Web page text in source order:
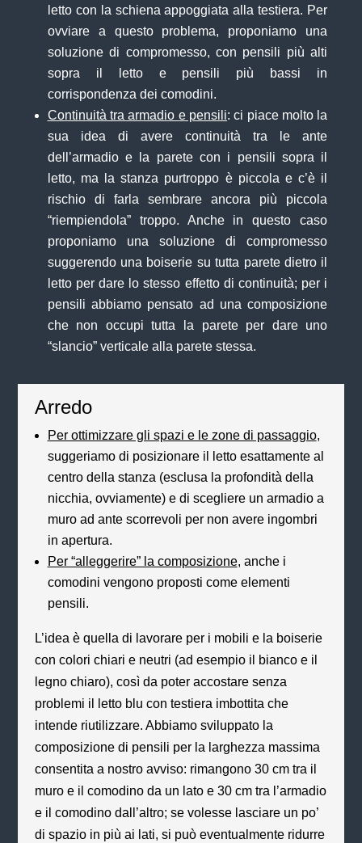
letto con la schiena appoggiata alla testiera. Per
ovviare a questo problema, proponiamo una
soluzione di compromesso, con pensili più alti
sopra il letto e pensili più bassi in
corrispondenza dei comodini.
Continuità tra armadio e pensili: ci piace molto la
sua idea di avere continuità tra le ante
dell’armadio e la parete con i pensili sopra il
letto, ma la stanza purtroppo è piccola e c’è il
rischio di farla sembrare ancora più piccola
“riempiendola” troppo. Anche in questo caso
proponiamo una soluzione di compromesso
suggerendo una boiserie su tutta parete dietro il
letto per dare lo stesso effetto di continuità; per i
pensili abbiamo pensato ad una composizione
che non occupi tutta la parete per dare uno
“slancio” verticale alla parete stessa.
Arredo
Per ottimizzare gli spazi e le zone di passaggio,
suggeriamo di posizionare il letto esattamente al
centro della stanza (esclusa la profondità della
nicchia, ovviamente) e di scegliere un armadio a
muro ad ante scorrevoli per non avere ingombri
in apertura.
Per “alleggerire” la composizione, anche i
comodini vengono proposti come elementi
pensili.
L’idea è quella di lavorare per i mobili e la boiserie
con colori chiari e neutri (ad esempio il bianco e il
legno chiaro), così da poter accostare senza
problemi il letto blu con testiera imbottita che
intende riutilizzare. Abbiamo sviluppato la
composizione di pensili per la larghezza massima
consentita a nostro avviso: rimangono 30 cm tra il
muro e il comodino da un lato e 30 cm tra l’armadio
e il comodino dall’altro; se volesse lasciare un po’
di spazio in più ai lati, si può eventualmente ridurre